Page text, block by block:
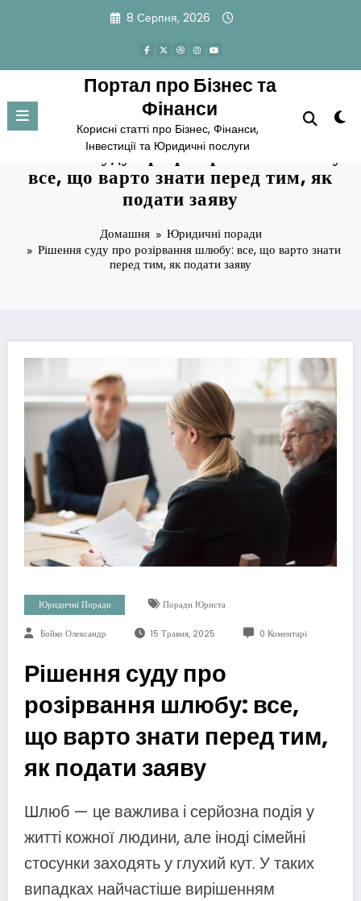
8 Серпня, 2026
Портал про Бізнес та
Фінанси
Корисні статті про Бізнес, Фінанси,
Інвестиції та Юридичні послуги
Рішення суду про розірвання шлюбу:
все, що варто знати перед тим, як
подати заяву
Домашня
Юридичні поради
Рішення суду про розірвання шлюбу: все, що варто знати
перед тим, як подати заяву
Юридичні Поради Поради Юриста
Бойко Олександр 15 Травня, 2025 0 Коментарі
Рішення суду про
розірвання шлюбу: все,
що варто знати перед тим,
як подати заяву
Шлюб — це важлива і серйозна подія у
житті кожної людини, але іноді сімейні
стосунки заходять у глухий кут. У таких
випадках найчастіше вирішенням